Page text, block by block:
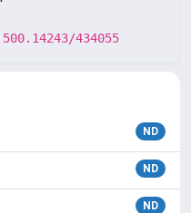
434055
ND
ND
ND